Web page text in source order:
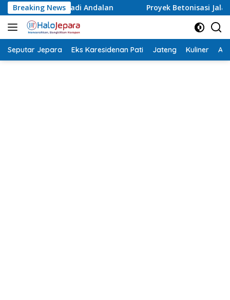
Langsung
ke
konten
Breaking News
Proyek Betonisasi Jalan Rusak Parah di Sekuro
Seputar Jepara Eks Karesidenan Pati Jateng Kuliner